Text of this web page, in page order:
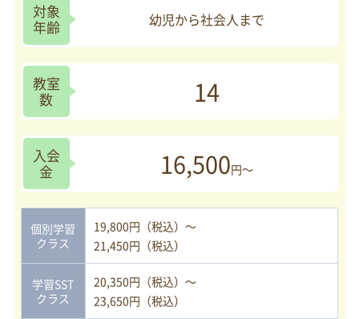
対象
年齢
幼児から社会人まで
教室
数
14
入会
金
16,500円～
個別学習
クラス
19,800円（税込）～
21,450円（税込）
学習SST
クラス
20,350円（税込）～
23,650円（税込）